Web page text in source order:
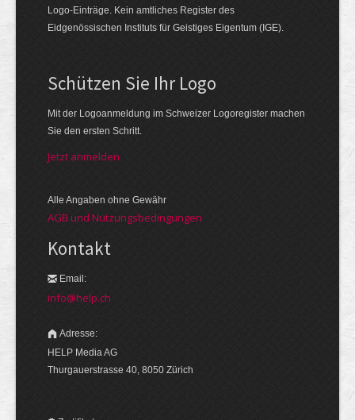
Logo-Einträge. Kein amtliches Register des
Eidgenössischen Instituts für Geistiges Eigentum (IGE).
Schützen Sie Ihr Logo
Mit der Logo­an­meldung im Schweizer Logo­register machen
Sie den ersten Schritt.
Jetzt anmelden
Alle Angaben ohne Gewähr
AGB und Nutzungsbedingungen
Kontakt
Email:
info@help.ch
Adresse:
HELP Media AG
Thurgauerstrasse 40, 8050 Zürich